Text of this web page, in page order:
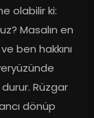
olabilir ki:
Masalın en
ben hakkını
Rüzgar
dönüp